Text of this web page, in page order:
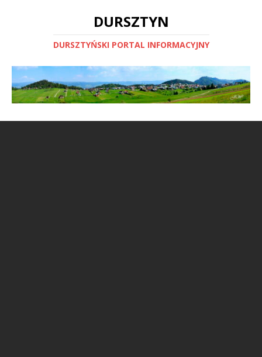
DURSZTYN
DURSZTYŃSKI PORTAL INFORMACYJNY